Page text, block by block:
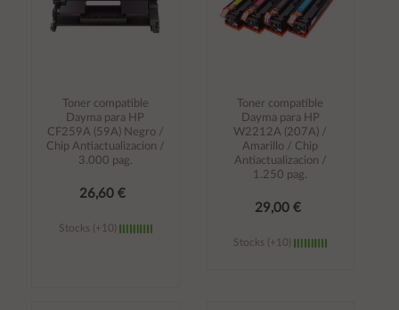
Toner compatible
Dayma para HP
CF259A (59A) Negro /
Chip Antiactualizacion /
3.000 pag.
26,60 €
Stocks (+10)
Toner compatible
Dayma para HP
W2212A (207A) /
Amarillo / Chip
Antiactualizacion /
1.250 pag.
29,00 €
Stocks (+10)